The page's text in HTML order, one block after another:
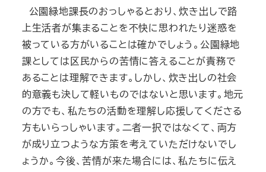
公園緑地課長のおっしゃるとおり、炊き出しで路
上生活者が集まることを不快に思われたり迷惑を
被っている方がいることは確かでしょう。公園緑地
課としては区民からの苦情に答えることが責務で
あることは理解できます。しかし、炊き出しの社会
的意義も決して軽いものではないと思います。地元
の方でも、私たちの活動を理解し応援してくださる
方もいらっしゃいます。二者一択ではなくて、両方
が成り立つような方策を考えていただけないでし
ょうか。今後、苦情が来た場合には、私たちに伝え